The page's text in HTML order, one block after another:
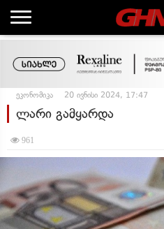
ეკონომიკა 20 ივნისი 2024, 17:47
ლარი გამყარდა
961